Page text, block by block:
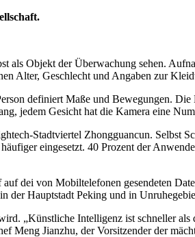
Objekt der Überwachung sehen.
Alter, Geschlecht und Angaben zur
definiert Maße und Bewegungen. Die
jedem Gesicht hat die Kamera eine
Stadtviertel Zhongguancun. Selbst
eingesetzt. 40 Prozent der
dei von Mobiltelefonen gesendeten
der Hauptstadt Peking und in
„Künstliche Intelligenz ist schneller
Meng Jianzhu, der Vorsitzender der